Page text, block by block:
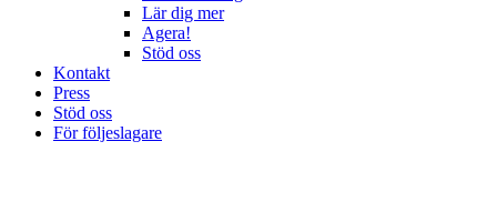
Lär dig mer
Agera!
Stöd oss
Kontakt
Press
Stöd oss
För följeslagare